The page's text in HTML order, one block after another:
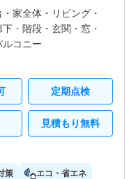
家全体・ リビング・
下・ 階段・ 玄関・ 窓・
コニー
定期点検
見積もり無料
策 エコ・省エネ